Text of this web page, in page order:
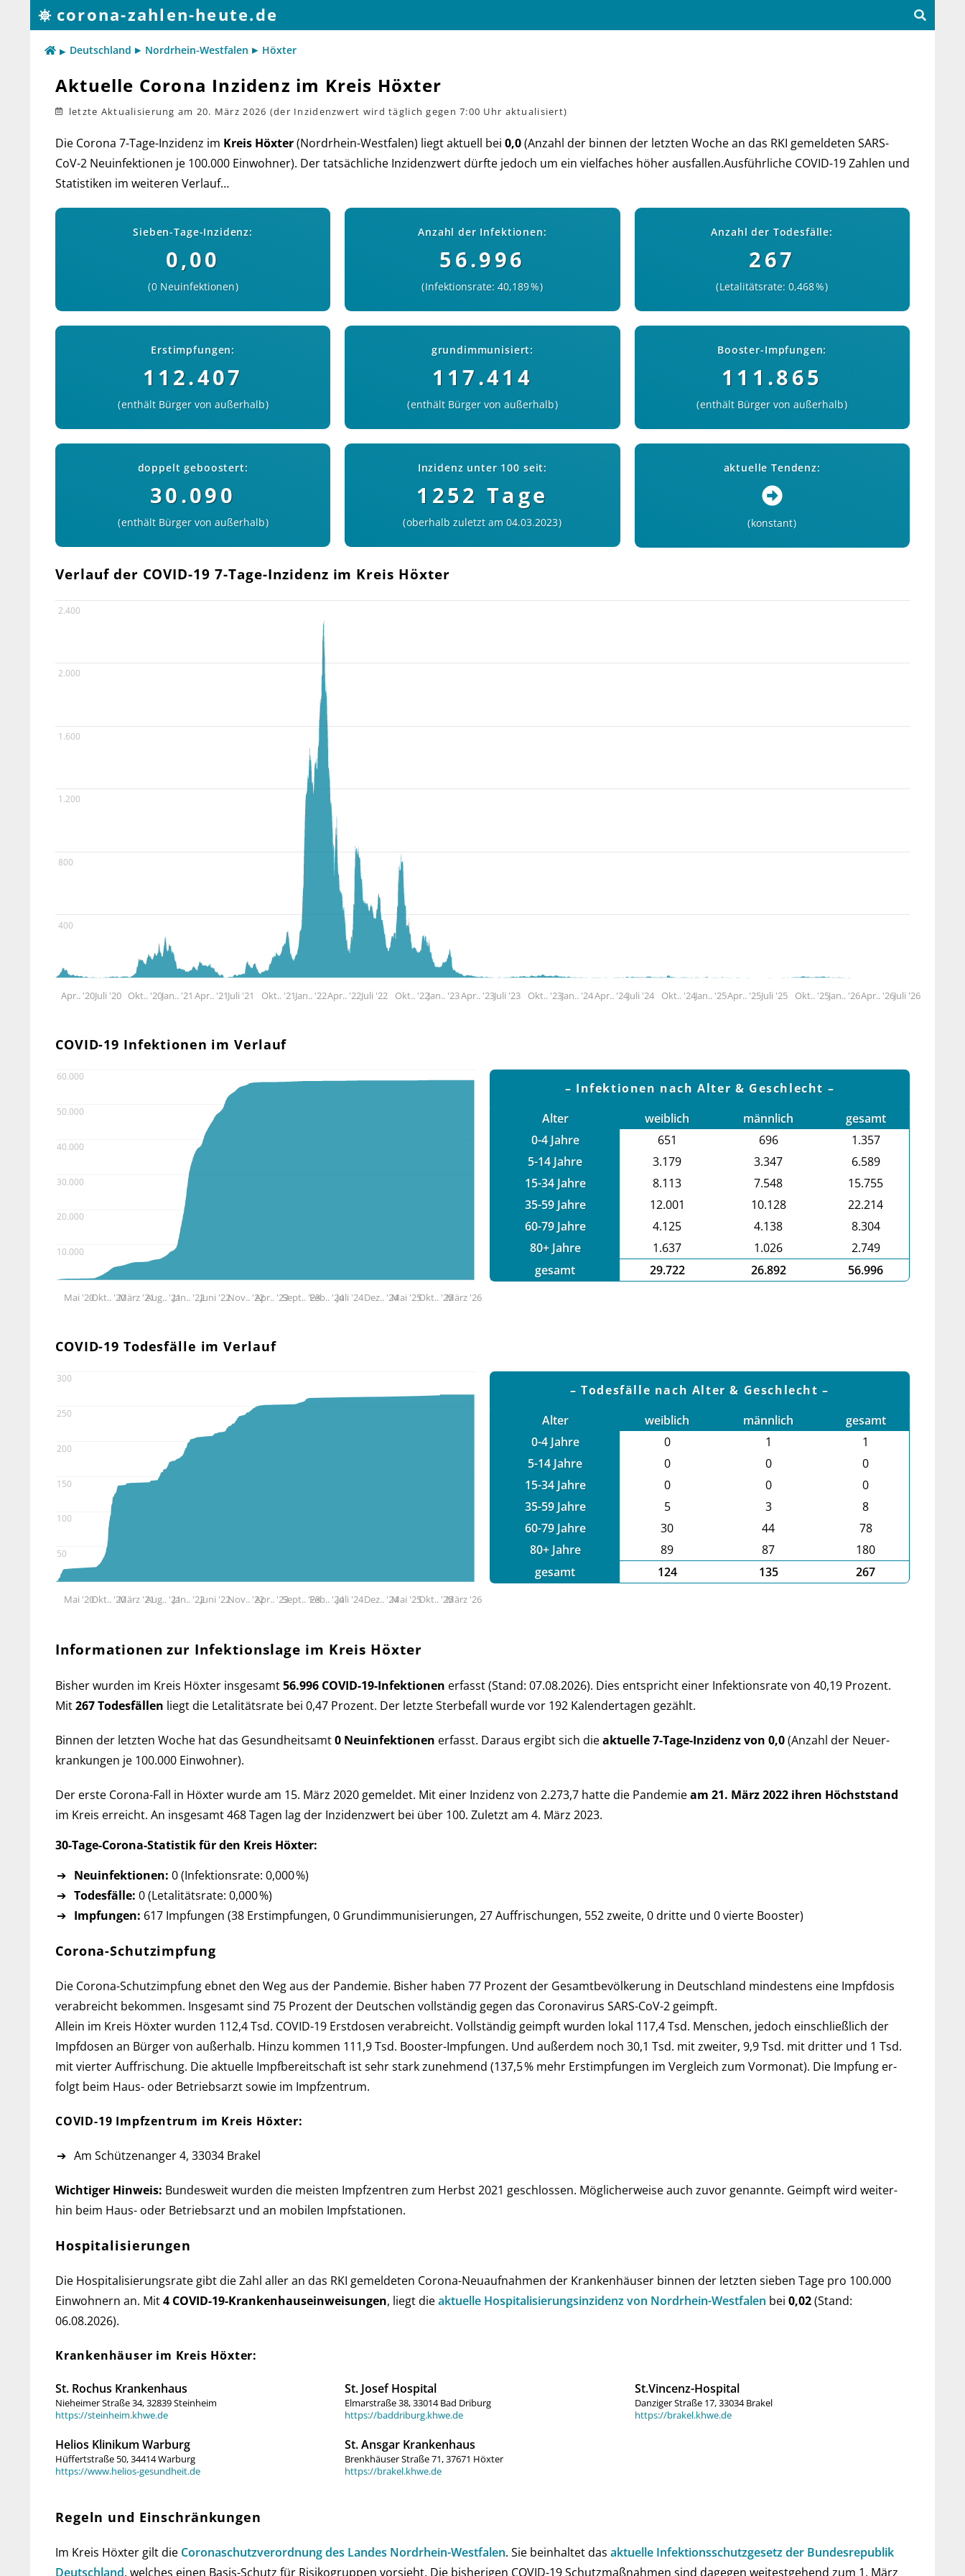
corona-zahlen-heute.de
Deutschland Nordrhein-Westfalen Höxter
Aktuelle Corona Inzidenz im Kreis Höxter
letzte Aktualisierung am 20. März 2026
Die Corona 7-Tage-Inzidenz im Kreis Höxter(Nord­rhein-West­falen) liegt aktu­ell bei 0,0(An­zahl der bin­nen der letz­ten Woche an das RKI ge­mel­deten SARS-
CoV-2 Neu­in­fek­tio­nen je 100.000 Ein­woh­ner). Der tat­säch­liche In­zi­denz­wert dürf­te je­doch um ein viel­faches höher aus­fal­len.Aus­führ­liche COVID-19 Zah­len und
Sta­tis­ti­ken im wei­teren Verlauf…
Sieben-Tage-Inzidenz:
0,00
0 Neuinfektionen
Anzahl der Infektionen:
56.996
Infektionsrate: 40,189 %
Anzahl der Todesfälle:
267
Letalitätsrate: 0,468 %
Erstimpfungen:
112.407
enthält Bürger von außerhalb
grundimmunisiert:
117.414
enthält Bürger von außerhalb
Booster-Impfungen:
111.865
enthält Bürger von außerhalb
doppelt geboostert:
30.090
enthält Bürger von außerhalb
Inzidenz unter 100 seit:
1252 Tage
oberhalb zuletzt am 04.03.2023
aktuelle Tendenz:
konstant
Verlauf der COVID-19 7-Tage-Inzidenz im Kreis Höxter
400
800
1.200
1.600
2.000
2.400
Apr.. '20Juli '20 Okt.. '20Jan.. '21 Apr.. '21Juli '21 Okt.. '21Jan.. '22Apr.. '22Juli '22 Okt.. '22Jan.. '23Apr.. '23Juli '23 Okt.. '23Jan.. '24Apr.. '24Juli '24 Okt.. '24Jan.. '25Apr.. '25Juli '25 Okt.. '25Jan.. '26Apr.. '26Juli '26
COVID-19 Infektionen im Verlauf
10.000
20.000
30.000
40.000
50.000
60.000
Mai '20Okt.. '20März '21Aug.. '21Jan.. '22Juni '22Nov.. '22Apr.. '23Sept.. '23Feb.. '24Juli '24Dez.. '24Mai '25Okt.. '25März '26
Infektionen nach Alter & Geschlecht
Alter
weiblich männlich
gesamt
0-4 Jahre
651 696
1.357
5-14 Jahre
3.179 3.347
6.589
15-34 Jahre
8.113 7.548
15.755
35-59 Jahre
12.001 10.128
22.214
60-79 Jahre
4.125 4.138
8.304
80+ Jahre
1.637 1.026
2.749
gesamt
29.722 26.892 56.996
COVID-19 Todesfälle im Verlauf
50
100
150
200
250
300
Mai '20Okt.. '20März '21Aug.. '21Jan.. '22Juni '22Nov.. '22Apr.. '23Sept.. '23Feb.. '24Juli '24Dez.. '24Mai '25Okt.. '25März '26
Todesfälle nach Alter & Geschlecht
Alter
weiblich männlich
gesamt
0-4 Jahre
0 1
1
5-14 Jahre
0 0
0
15-34 Jahre
0 0
0
35-59 Jahre
5 3
8
60-79 Jahre
30 44
78
80+ Jahre
89 87
180
gesamt
124 135 267
Informationen zur Infektionslage im Kreis Höxter
Bisher wurden im Kreis Höxter ins­ge­samt56.996 COVID-19-Infek­tio­nen er­fasst (Stand: 07.08.2026). Dies ent­spricht einer Infek­tions­rate von 40,19 Pro­zent.
Mit267 Todes­fällen liegt die Let­a­li­täts­rate bei 0,47 Pro­zent. Der letzte Sterbe­fall wurde vor 192 Kalender­tagen gezählt.
Binnen der letzten Woche hat das Ge­sund­heits­amt0 Neu­in­fek­tio­nen er­fasst. Daraus er­gibt sich dieaktu­elle 7-Tage-Inzi­denz von 0,0(An­zahl der Neu­er­
kran­kun­gen je 100.000 Ein­wohner).
Der erste Corona-Fall in Höxter wurde am 15. März 2020 ge­mel­det. Mit einer Inzi­denz von 2.273,7 hatte die Pan­de­mieam 21. März 2022 ihren Höchst­stand
im Kreis er­reicht. An ins­ge­samt 468 Tagen lag der Inzi­denz­wert bei über 100. Zu­letzt am 4. März 2023.
30-Tage-Corona-Statistik für den Kreis Höxter:
Neuinfektionen: 0 (Infektionsrate: 0,000 %)
Todesfälle: 0 (Letalitätsrate: 0,000 %)
Impfungen: 617 Impfungen (38 Erst­imp­fun­gen, 0 Grund­im­mu­ni­sie­run­gen, 27 Auf­fri­schun­gen, 552 zweite, 0 dritte und 0 vierte Booster)
Corona-Schutzimpfung
Die Corona-Schutzimpfung ebnet den Weg aus der Pan­de­mie. Bis­her haben 77 Pro­zent der Ge­samt­be­völ­ke­rung in Deutsch­land min­des­tens eine Impf­dosis
ver­ab­reicht be­kommen. Ins­ge­samt sind 75 Pro­zent der Deutschen voll­stän­dig gegen das Corona­virus SARS-CoV-2 geimpft.
Allein im Kreis Höxter wur­den 112,4 Tsd. COVID-19 Erst­dosen verabreicht. Voll­stän­dig ge­impft wurden lokal 117,4 Tsd. Men­schen, je­doch ein­schließ­lich der
Impf­do­sen an Bür­ger von außerhalb. Hinzu kommen 111,9 Tsd. Booster-Impfungen. Und außer­dem noch 30,1 Tsd. mit zwei­ter, 9,9 Tsd. mit drit­ter und 1 Tsd.
mit vier­ter Auf­frischung. Die aktu­elle Impf­be­reit­schaft ist sehr stark zunehmend (137,5 % mehr Erst­imp­fun­gen im Ver­gleich zum Vor­mo­nat). Die Imp­fung er­
folgt beim Haus- oder Betriebs­arzt so­wie im Impfzentrum.
COVID-19 Impfzentrum im Kreis Höxter:
Am Schützenanger 4, 33034 Brakel
Wichtiger Hinweis: Bundesweit wurden die meisten Impf­zen­tren zum Herbst 2021 ge­schlos­sen. Mög­licher­weise auch zu­vor ge­nannte. Ge­impft wird weiter­
hin beim Haus- oder Betriebs­arzt und an mobilen Impf­stationen.
Hospitalisierungen
Die Hospitalisierungsrate gibt die Zahl aller an das RKI ge­mel­de­ten Corona-Neu­auf­nah­men der Kran­ken­häu­ser bin­nen der letz­ten sie­ben Tage pro 100.000
Ein­woh­nern an. Mit4 COVID-19-Kranken­haus­ein­weisun­gen, liegt dieaktu­elle Hos­pi­ta­li­sie­rungs­in­zi­denz von Nord­rhein-West­falen bei 0,02(Stand:
06.08.2026).
Krankenhäuser im Kreis Höxter:
St. Rochus Krankenhaus
Nieheimer Straße 34, 32839 Steinheim
https://steinheim.khwe.de
St. Josef Hospital
Elmarstraße 38, 33014 Bad Driburg
https://baddriburg.khwe.de
St.Vincenz-Hospital
Danziger Straße 17, 33034 Brakel
https://brakel.khwe.de
Helios Klinikum Warburg
Hüffertstraße 50, 34414 Warburg
https://www.helios-gesundheit.de
St. Ansgar Krankenhaus
Brenkhäuser Straße 71, 37671 Höxter
https://brakel.khwe.de
Regeln und Einschränkungen
Im Kreis Höxter gilt die Corona­schutz­ver­ord­nung des Landes Nord­rhein-West­falen. Sie be­in­hal­tet das aktu­elle Infe­ktions­schutz­ge­setz der Bun­des­re­pub­lik
Deutsch­land, wel­ches einen Basis-Schutz für Risi­ko­grup­pen vor­sieht. Die bis­he­ri­gen COVID-19 Schutz­maß­nah­men sind da­ge­gen wei­test­gehend zum 1. März